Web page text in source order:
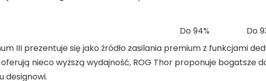
Do 94% Do
III prezentuje się jako źródło zasilania premium z funkcjami
nieco wyższą wydajność, ROG Thor proponuje bogatsze
designowi.